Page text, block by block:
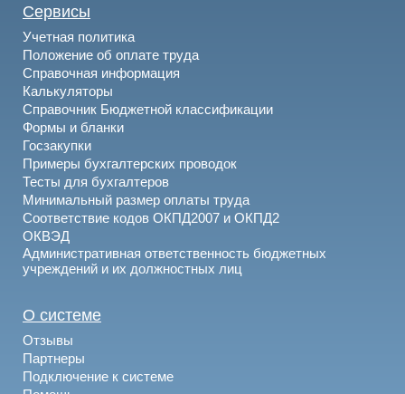
Сервисы
Учетная политика
Положение об оплате труда
Справочная информация
Калькуляторы
Справочник Бюджетной классификации
Формы и бланки
Госзакупки
Примеры бухгалтерских проводок
Тесты для бухгалтеров
Минимальный размер оплаты труда
Соответствие кодов ОКПД2007 и ОКПД2
ОКВЭД
Административная ответственность бюджетных
учреждений и их должностных лиц
О системе
Отзывы
Партнеры
Подключение к системе